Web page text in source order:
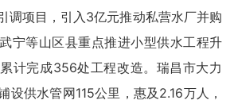
调项目，引入3亿元推动私营水厂并购
宁等山区县重点推进小型供水工程升
计完成356处工程改造。瑞昌市大力
设供水管网115公里，惠及2.16万人，